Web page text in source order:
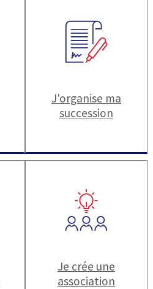
J'organise ma
succession
Je crée une
association